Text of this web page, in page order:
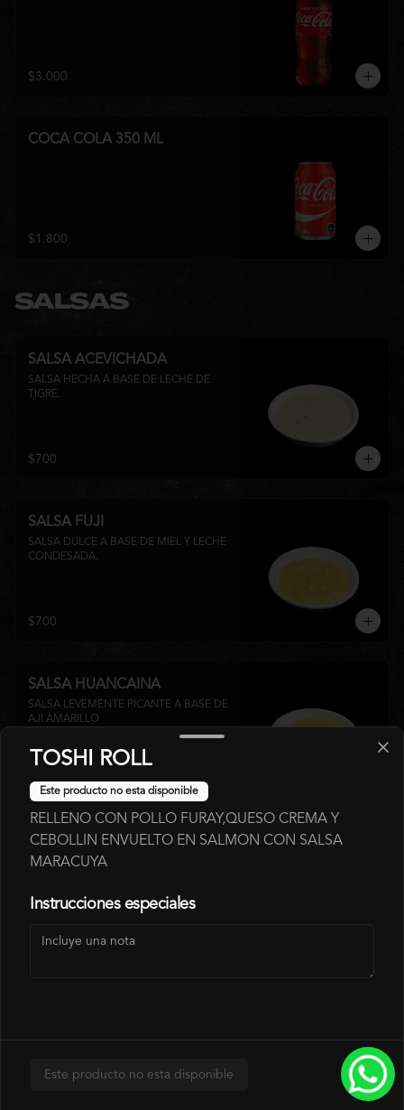
$3.000
COCA COLA 350 ML
$1.800
SALSAS
SALSA ACEVICHADA
SALSA HECHA A BASE DE LECHE DE
TIGRE.
$700
SALSA FUJI
SALSA DULCE A BASE DE MIEL Y LECHE
CONDESADA.
$700
SALSA HUANCAINA
SALSA LEVEMENTE PICANTE A BASE DE
AJI AMARILLO
$700
SALSA LOVE
SALSA ROJA A BASE DE PIMENTON
$700
TOSHI ROLL
Este producto no esta disponible
RELLENO CON POLLO FURAY,QUESO CREMA Y
CEBOLLIN ENVUELTO EN SALMON CON SALSA
MARACUYA
Instrucciones especiales
Este producto no esta disponible